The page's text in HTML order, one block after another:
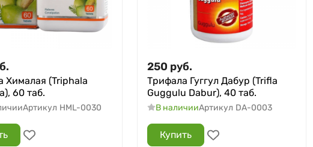
Хималая (Triphala
60 таб.
Артикул HML-0030
250 руб.
Трифала Гуггул Дабур (Trifla
Guggulu Dabur), 40 таб.
В наличииАртикул DA-0003
Купить